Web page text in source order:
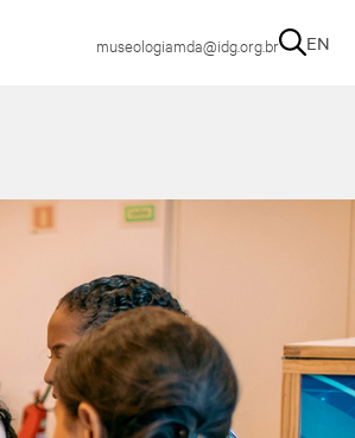
museologiamda@idg.org.br EN